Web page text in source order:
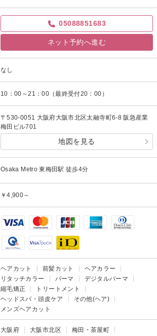
05088851683
ネット予約へ進む
なし
10：00～21：00（最終受付20：00）
〒530-0051 大阪府大阪市北区太融寺町6-8 阪急産業
梅田ビル701
地図を見る
Osaka Metro 東梅田駅 徒歩4分
￥4,900～
ヘアカット 前髪カット
ヘアカラー
リタッチカラー
パーマ
デジタルパーマ
縮毛矯正
トリートメント
ヘッドスパ・頭皮ケア
その他(ヘア)
メンズヘアカット
大阪府 大阪市北区
梅田・茶屋町